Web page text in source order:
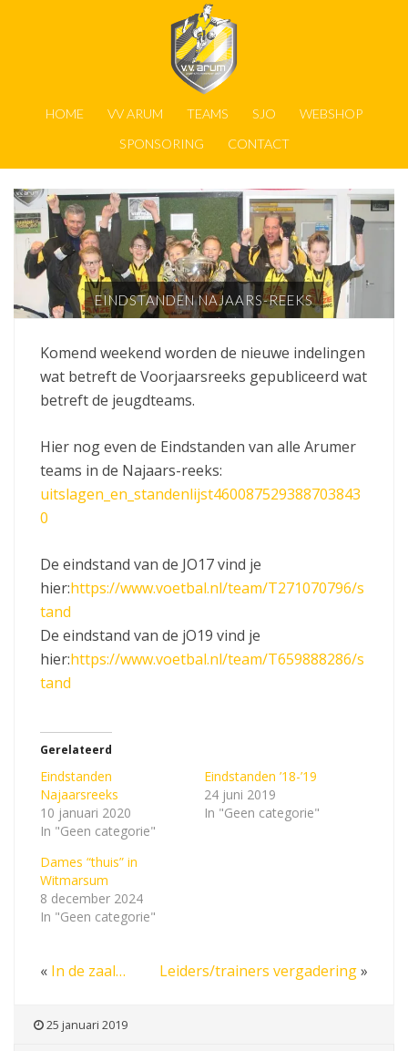
HOME VV ARUM TEAMS SJO
WEBSHOP
SPONSORING
CONTACT
EINDSTANDEN NAJAARS-REEKS
Komend weekend worden de nieuwe indelingen
wat betreft de Voorjaarsreeks gepubliceerd wat
betreft de jeugdteams.
Hier nog even de Eindstanden van alle Arumer
teams in de Najaars-reeks:
uitslagen_en_standenlijst460087529388703843
0
De eindstand van de JO17 vind je
hier:https://www.voetbal.nl/team/T271070796/s
tand
De eindstand van de jO19 vind je
hier:https://www.voetbal.nl/team/T659888286/s
tand
Gerelateerd
Eindstanden
Najaarsreeks
10 januari 2020
In "Geen categorie"
Eindstanden ’18-’19
24 juni 2019
In "Geen categorie"
Dames “thuis” in
Witmarsum
8 december 2024
In "Geen categorie"
« In de zaal… Leiders/trainers vergadering»
25 januari 2019